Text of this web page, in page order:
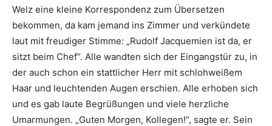
Welz eine kleine Korrespondenz zum Übersetzen
bekommen, da kam jemand ins Zimmer und verkündete
laut mit freudiger Stimme: „Rudolf Jacquemien ist da, er
sitzt beim Chef“. Alle wandten sich der Eingangstür zu, in
der auch schon ein stattlicher Herr mit schlohweißem
Haar und leuchtenden Augen erschien. Alle erhoben sich
und es gab laute Begrüßungen und viele herzliche
Umarmungen. „Guten Morgen, Kollegen!“, sagte er. Sein